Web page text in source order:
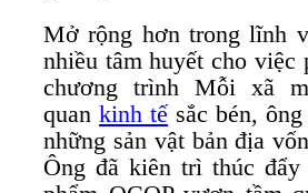
Mở rộng hơn trong lĩnh
nhiều tâm huyết cho việc
chương trình Mỗi xã
quankinh tế sắc bén,
những sản vật bản địa
Ông đã kiên trì thúc